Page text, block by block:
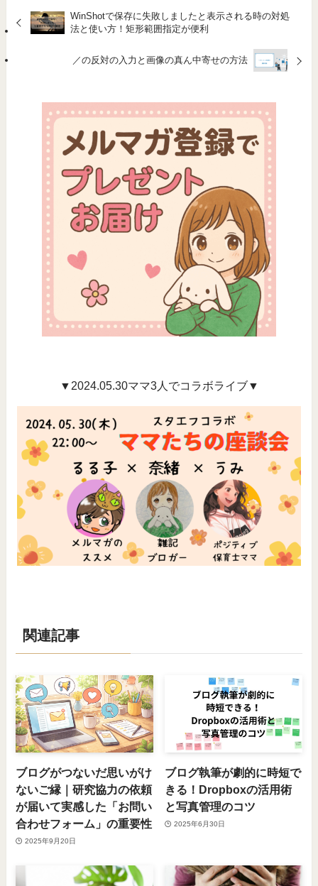
WinShotで保存に失敗しましたと表示される時の対処
法と使い方！矩形範囲指定が便利
／の反対の入力と画像の真ん中寄せの方法
▼2024.05.30ママ3人でコラボライブ▼
関連記事
ブログがつないだ思いがけ
ないご縁｜研究協力の依頼
が届いて実感した「お問い
合わせフォーム」の重要性
2025年9月20日
ブログ執筆が劇的に時短で
きる！Dropboxの活用術
と写真管理のコツ
2025年6月30日